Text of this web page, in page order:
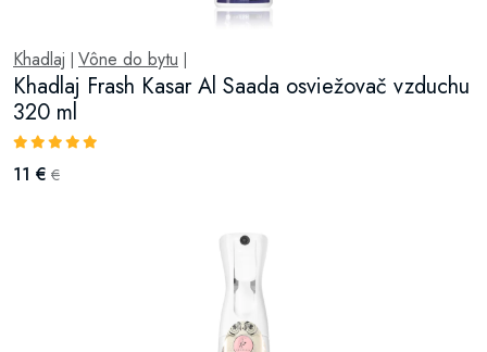
Khadlaj Vône do bytu
Khadlaj Frash Kasar Al Saada osviežovač vzduchu
320 ml
11 € €